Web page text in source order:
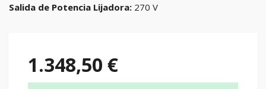
Salida de Potencia Lijadora: 270 V
1.348,50 €